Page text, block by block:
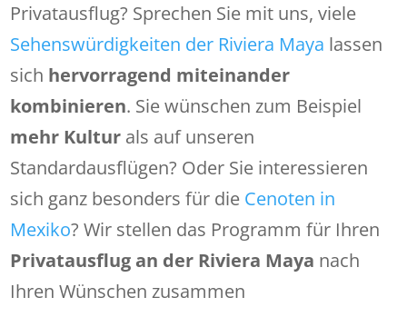
Privatausflug? Sprechen Sie mit uns, viele
Sehenswürdigkeiten der Riviera Maya lassen
sich hervorragend miteinander
kombinieren. Sie wünschen zum Beispiel
mehr Kultur als auf unseren
Standardausflügen? Oder Sie interessieren
sich ganz besonders für die Cenoten in
Mexiko? Wir stellen das Programm für Ihren
Privatausflug an der Riviera Maya nach
Ihren Wünschen zusammen